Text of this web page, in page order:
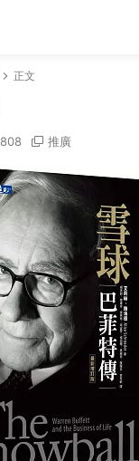
正文
808 推廣